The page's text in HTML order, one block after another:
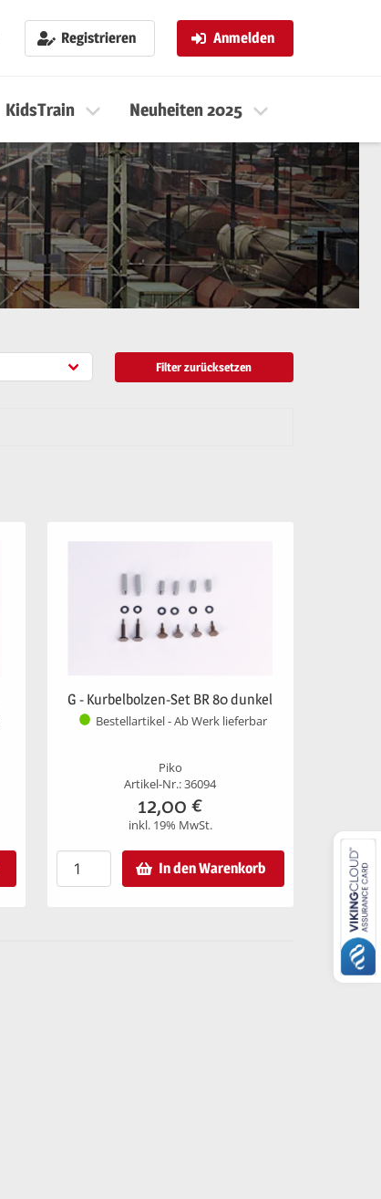
Registrieren Anmelden
KidsTrain Neuheiten 2025
Filter zurücksetzen
G - Kurbelbolzen-Set BR 80 dunkel
Bestellartikel - Ab Werk lieferbar
Piko
Artikel-Nr.: 36094
12,00 €
inkl. 19% MwSt.
In den Warenkorb